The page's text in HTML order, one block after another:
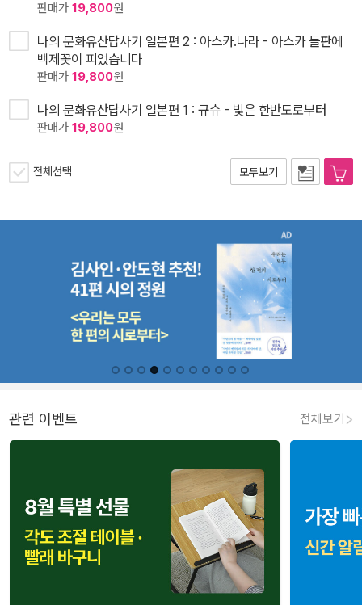
판매가 19,800원
나의 문화유산답사기 일본편 2 : 아스카.나라 - 아스카 들판에
백제꽃이 피었습니다
판매가 19,800원
나의 문화유산답사기 일본편 1 : 규슈 - 빛은 한반도로부터
판매가 19,800원
전체선택 모두보기
관련 이벤트 전체보기